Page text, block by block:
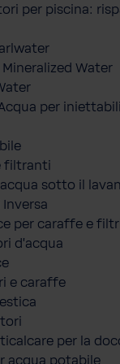
per piscina:
Water
per iniettabili
filtranti
sotto il
Inversa
per caraffe e
d'acqua
e caraffe
per la
acqua potabile